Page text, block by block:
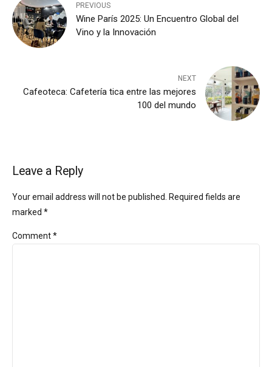
PREVIOUS
Wine París 2025: Un Encuentro Global del
Vino y la Innovación
NEXT
Cafeoteca: Cafetería tica entre las mejores
100 del mundo
Leave a Reply
Your email address will not be published. Required fields are
marked *
Comment*